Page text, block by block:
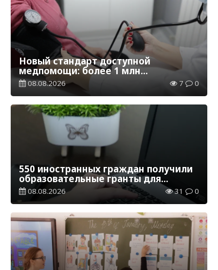
Новый стандарт доступной
медпомощи: более 1 млн
казахстанцев получили
телемедицинские услуги
08.08.2026 7 0
550 иностранных граждан получили
образовательные гранты для
обучения в Казахстане
08.08.2026 31 0